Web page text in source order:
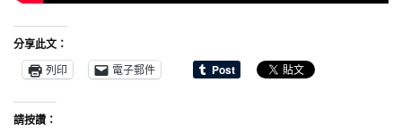
分享此文：
列印
電子郵件
請按讚：